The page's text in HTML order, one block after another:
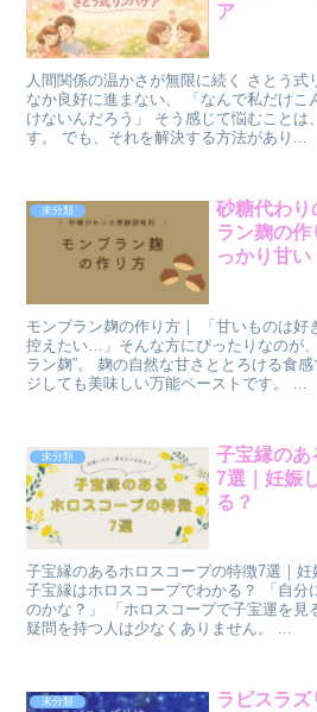
ア
人間関係の温かさが無限に続く さとう式
なか良好に進まない、 「なんで私だけこ
けないんだろう」 そう感じて悩むことは
す。 でも、それを解決する方法があり...
未分類
砂糖代わり
ラン麹の
っかり甘い
モンブラン麹の作り方｜ 「甘いものは好
控えたい…」そんな方にぴったりなのが
ラン麹”。 麹の自然な甘さととろける食
ジしても美味しい万能ペーストです。 ...
未分類
子宝縁のあ
7選｜妊娠
る？
子宝縁のあるホロスコープの特徴7選｜
子宝縁はホロスコープでわかる？ 「自分
のかな？」 「ホロスコープで子宝運を見
疑問を持つ人は少なくありません。 ...
未分類
ラピスラズ